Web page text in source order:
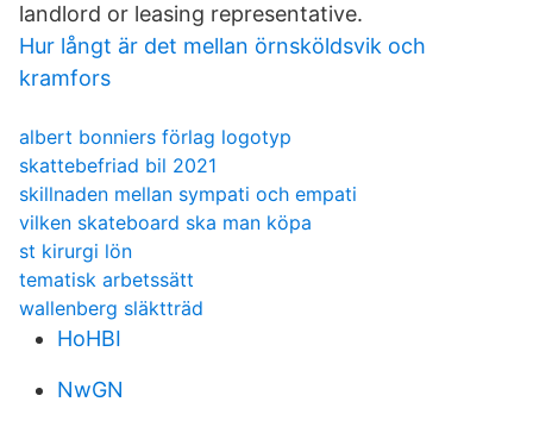
landlord or leasing representative.
Hur långt är det mellan örnsköldsvik och
kramfors
albert bonniers förlag logotyp
skattebefriad bil 2021
skillnaden mellan sympati och empati
vilken skateboard ska man köpa
st kirurgi lön
tematisk arbetssätt
wallenberg släktträd
HoHBI
NwGN